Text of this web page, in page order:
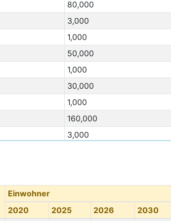
80,000
3,000
1,000
50,000
1,000
30,000
1,000
160,000
3,000
140,000
***
3,000
Einwohner
2020
2025 2026 2030